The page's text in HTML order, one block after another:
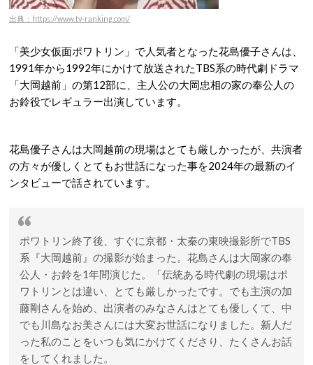
出典：https://www.tv-ranking.com/
「美少女仮面ポワトリン」で人気者となった花島優子さんは、
1991年から1992年にかけて放送されたTBS系の時代劇ドラマ
「大岡越前」の第12部に、主人公の大岡忠相の家の奉公人の
お鈴役でレギュラー出演しています。
花島優子さんは大岡越前の現場はとても厳しかったが、共演者
の方々が優しくとてもお世話になった事を2024年の最新のイ
ンタビューで話されています。
ポワトリン終了後、すぐに京都・太秦の東映撮影所でTBS
系『大岡越前』の撮影が始まった。花島さんは大岡家の奉
公人・お鈴を1年間演じた。「伝統ある時代劇の現場はポ
ワトリンとは違い、とても厳しかったです。でも主演の加
藤剛さんを始め、出演者のみなさんはとても優しくて、中
でも川島なお美さんには大変お世話になりました。新人だ
った私のことをいつも気にかけてくださり、たくさんお話
をしてくれました。